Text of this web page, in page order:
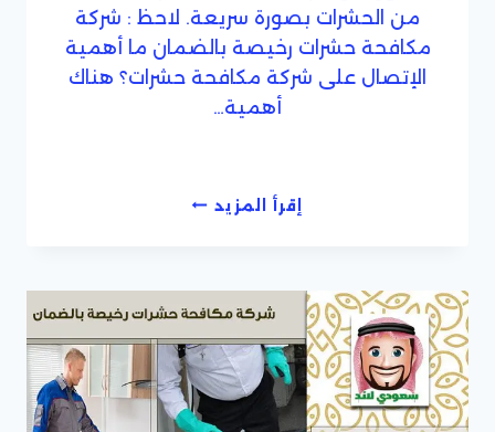
من الحشرات بصورة سريعة. لاحظ : شركة
مكافحة حشرات رخيصة بالضمان ما أهمية
الإتصال على شركة مكافحة حشرات؟ هناك
أهمية…
إقرأ المزيدشركة
العربية
السعودية